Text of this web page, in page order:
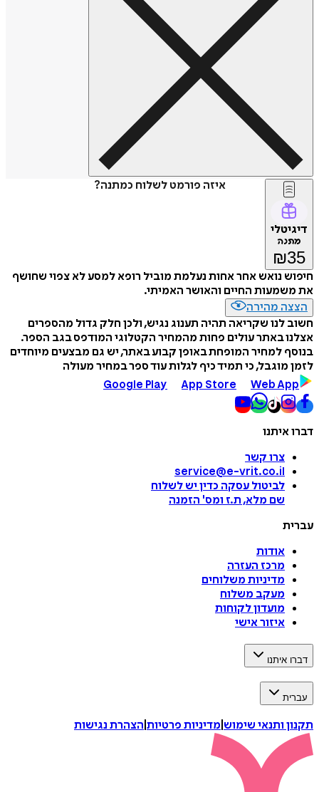
איזה פורמט לשלוח כמתנה?
דיגיטלי
מתנה
₪35
חיפוש נואש אחר אחות נעלמת מוביל רופא למסע לא צפוי שחושף
את משמעות החיים והאושר האמיתי.
הצצה מהירה
חשוב לנו שקריאה תהיה תענוג נגיש, ולכן חלק גדול מהספרים
אצלנו באתר עולים פחות מהמחיר הקטלוגי המודפס בגב הספר.
בנוסף למחיר המופחת באופן קבוע באתר, יש גם מבצעים מיוחדים
לזמן מוגבל, כי תמיד כיף לגלות עוד ספר במחיר מעולה
Google Play
App Store Web App
דברו איתנו
צרו קשר
service@e-vrit.co.il
לביטול עסקה כדין יש לשלוח
שם מלא, ת.ז ומס' הזמנה
עברית
אודות
מרכז העזרה
מדיניות משלוחים
מעקב משלוח
מועדון לקוחות
איזור אישי
דברו איתנו
עברית
תקנון ותנאי שימוש מדיניות פרטיות הצהרת נגישות